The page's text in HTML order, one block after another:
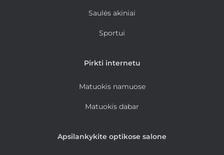
Saulės akiniai
Sportui
Pirkti internetu
Matuokis namuose
Matuokis dabar
Apsilankykite optikose salone